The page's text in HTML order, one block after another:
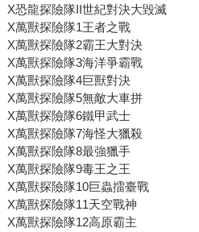
X恐龍探險隊II世紀對決大毀滅
X萬獸探險隊1王者之戰
X萬獸探險隊2霸王大對決
X萬獸探險隊3海洋爭霸戰
X萬獸探險隊4巨獸對決
X萬獸探險隊5無敵大車拼
X萬獸探險隊6鐵甲武士
X萬獸探險隊7海怪大獵殺
X萬獸探險隊8最強獵手
X萬獸探險隊9毒王之王
X萬獸探險隊10巨蟲擂臺戰
X萬獸探險隊11天空戰神
X萬獸探險隊12高原霸主